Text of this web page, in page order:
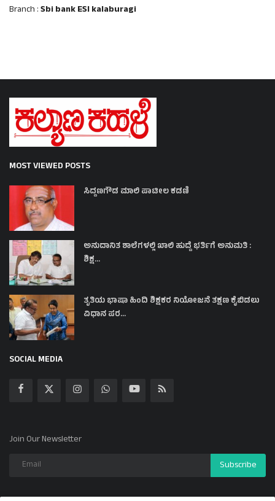
Branch :Sbi bank ESI kalaburagi
MOST VIEWED POSTS
ಸಿದ್ದಣಗೌಡ ಮಾಲಿ ಪಾಟೀಲ ಕಡಣಿ
ಅನುದಾನಿತ ಶಾಲೆಗಳಲ್ಲಿ ಖಾಲಿ ಹುದ್ದೆ ಭರ್ತಿಗೆ ಅನುಮತಿ :
ಶಿಕ್ಷ...
ತೃತಿಯ ಭಾಷಾ ಹಿಂದಿ ಶಿಕ್ಷಕರ ನಿಯೋಜನೆ ತಕ್ಷಣ ಕೈಬಿಡಲು
ವಿಧಾನ ಪರ...
SOCIAL MEDIA
Join Our Newsletter
Subscribe